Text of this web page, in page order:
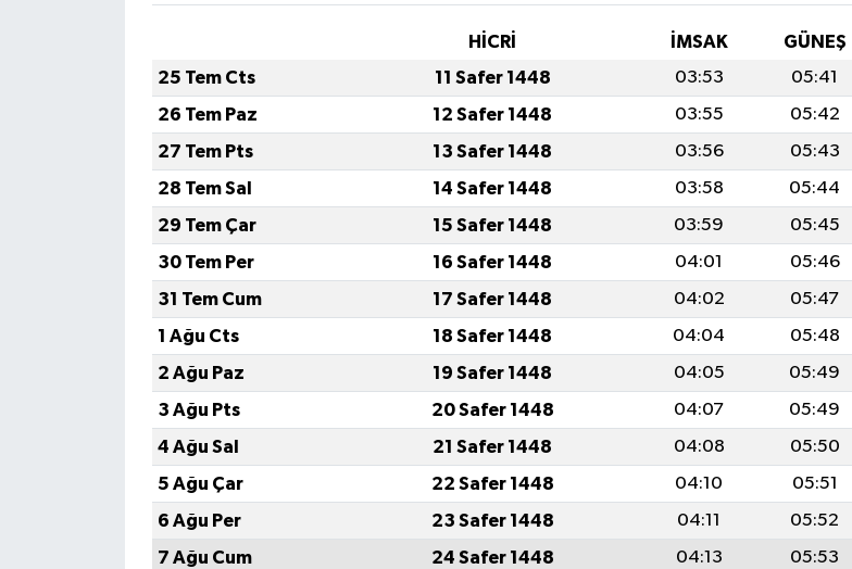
HİCRİ İMSAK GÜNEŞ
25 Tem Cts
11 Safer 1448 03:53 05:41
26 Tem Paz
12 Safer 1448 03:55 05:42
27 Tem Pts
13 Safer 1448 03:56 05:43
28 Tem Sal
14 Safer 1448 03:58 05:44
29 Tem Çar
15 Safer 1448 03:59 05:45
30 Tem Per
16 Safer 1448 04:01 05:46
31 Tem Cum
17 Safer 1448 04:02 05:47
1 Ağu Cts
18 Safer 1448 04:04 05:48
2 Ağu Paz
19 Safer 1448 04:05 05:49
3 Ağu Pts
20 Safer 1448 04:07 05:49
4 Ağu Sal
21 Safer 1448 04:08 05:50
5 Ağu Çar
22 Safer 1448 04:10 05:51
6 Ağu Per
23 Safer 1448 04:11 05:52
7 Ağu Cum
24 Safer 1448 04:13 05:53